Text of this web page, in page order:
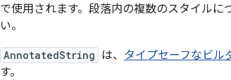
で使用されます。段落内の複数のスタイルに
い。
AnnotatedString は、 タイプセーフなビル
す。